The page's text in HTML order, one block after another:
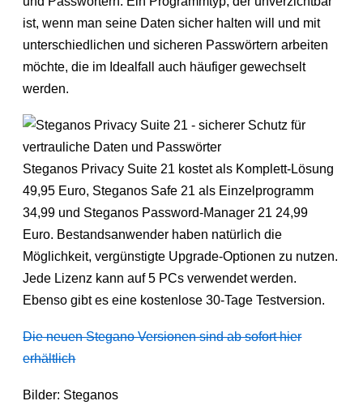
ist, wenn man seine Daten sicher halten will und mit
unterschiedlichen und sicheren Passwörtern arbeiten
möchte, die im Idealfall auch häufiger gewechselt
werden.
Steganos Privacy Suite 21 kostet als Komplett-Lösung
49,95 Euro, Steganos Safe 21 als Einzelprogramm
34,99 und Steganos Password-Manager 21 24,99
Euro. Bestandsanwender haben natürlich die
Möglichkeit, vergünstigte Upgrade-Optionen zu nutzen.
Jede Lizenz kann auf 5 PCs verwendet werden.
Ebenso gibt es eine kostenlose 30-Tage Testversion.
Die neuen Stegano Versionen sind ab sofort hier
erhältlich
Bilder: Steganos